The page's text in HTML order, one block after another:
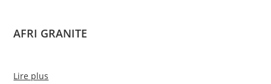
AFRI GRANITE
Lire plus